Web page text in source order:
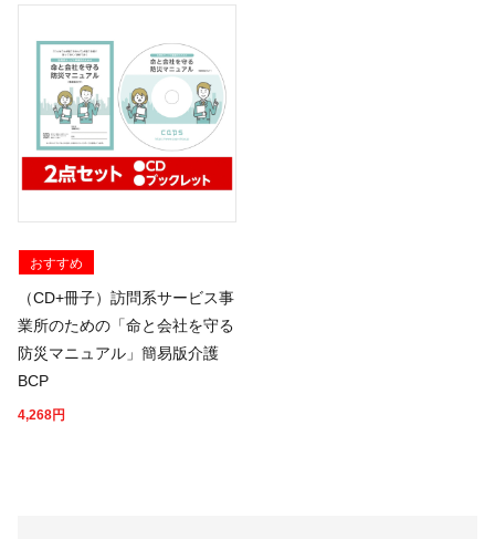
おすすめ
（CD+冊子）訪問系サービス事
業所のための「命と会社を守る
防災マニュアル」簡易版介護
BCP
4,268円